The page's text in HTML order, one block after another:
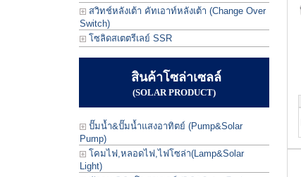
สวิทช์หลังเต้า คัทเอาท์หลังเต้า (Change Over
Switch)
โซลิดสเตตรีเลย์ SSR
สินค้าโซล่าเซลล์
(SOLAR PRODUCT)
ปั๊มน้ำ&ปั๊มน้ำแสงอาทิตย์ (Pump&Solar
Pump)
โคมไฟ,หลอดไฟ,ไฟโซล่า(Lamp&Solar
Light)